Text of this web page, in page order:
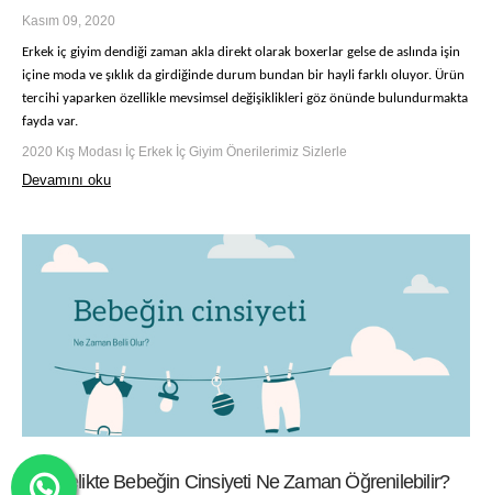
Kasım 09, 2020
Erkek iç giyim dendiği zaman akla direkt olarak boxerlar gelse de aslında işin
içine moda ve şıklık da girdiğinde durum bundan bir hayli farklı oluyor. Ürün
tercihi yaparken özellikle mevsimsel değişiklikleri göz önünde bulundurmakta
fayda var.
2020 Kış Modası İç Erkek İç Giyim Önerilerimiz Sizlerle
Devamını oku
Hamilelikte Bebeğin Cinsiyeti Ne Zaman Öğrenilebilir?